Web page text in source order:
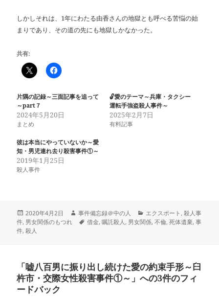
しかしそれは、1年にわたる由香さんの地獄とも呼べる苦悩の始
まりであり、その道の先にも地獄しかなかった。
共有:
片隅の記録～三面記事を追って
～part７
2024年5月20日
まとめ
🔓愛のテーマ～兵庫・タクシー
運転手強盗殺人事件～
2025年2月7日
有料記事
彼は本当にやっていないか～愛
知・男児連れ去り殺害事件①～
2019年1月25日
殺人事件
投
稿
日:
2020年4月2日
作
成
事件備忘録＠中の人
カ
テ
エクスポート ,殺人事
件, 男女関係のもつれ
タ
借金,嘱託殺人, 男女関係,不倫,死体遺棄,事
件,殺人
「嘘八百男に振り出し続けた愛の約束手形～臼
杵市・交際女性殺害事件①～」への3件のフィ
ードバック